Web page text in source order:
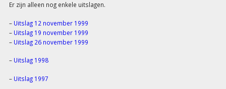
Er zijn alleen nog enkele uitslagen.
– Uitslag 12 november 1999
– Uitslag 19 november 1999
– Uitslag 26 november 1999
– Uitslag 1998
– Uitslag 1997